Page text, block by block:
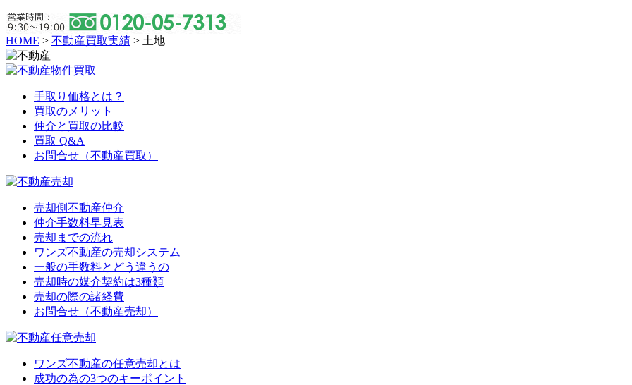
HOME > 不動産買取実績 > 土地
手取り価格とは？
買取のメリット
仲介と買取の比較
買取 Q&A
お問合せ（不動産買取）
売却側不動産仲介
仲介手数料早見表
売却までの流れ
ワンズ不動産の売却システム
一般の手数料とどう違うの
売却時の媒介契約は3種類
売却の際の諸経費
お問合せ（不動産売却）
ワンズ不動産の任意売却とは
成功の為の3つのキーポイント